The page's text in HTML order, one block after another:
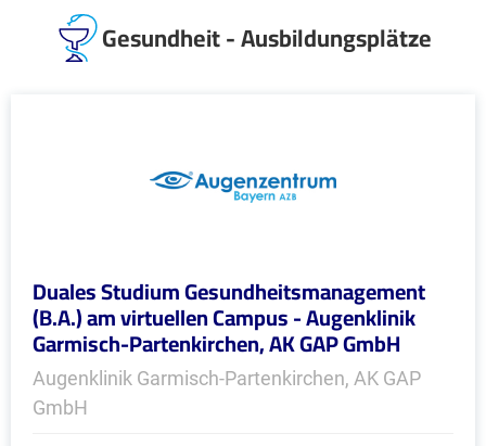
Gesundheit - Ausbildungsplätze
Duales Studium Gesundheitsmanagement
(B.A.) am virtuellen Campus - Augenklinik
Garmisch-Partenkirchen, AK GAP GmbH
Augenklinik Garmisch-Partenkirchen, AK GAP
GmbH